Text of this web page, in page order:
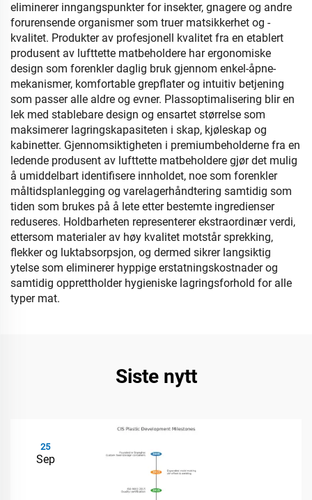
eliminerer inngangspunkter for insekter, gnagere og andre
forurensende organismer som truer matsikkerhet og -
kvalitet. Produkter av profesjonell kvalitet fra en etablert
produsent av lufttette matbeholdere har ergonomiske
design som forenkler daglig bruk gjennom enkel-åpne-
mekanismer, komfortable grepflater og intuitiv betjening
som passer alle aldre og evner. Plassoptimalisering blir en
lek med stablebare design og ensartet størrelse som
maksimerer lagringskapasiteten i skap, kjøleskap og
kabinetter. Gjennomsiktigheten i premiumbeholderne fra en
ledende produsent av lufttette matbeholdere gjør det mulig
å umiddelbart identifisere innholdet, noe som forenkler
måltidsplanlegging og varelagerhåndtering samtidig som
tiden som brukes på å lete etter bestemte ingredienser
reduseres. Holdbarheten representerer ekstraordinær verdi,
ettersom materialer av høy kvalitet motstår sprekking,
flekker og luktabsorpsjon, og dermed sikrer langsiktig
ytelse som eliminerer hyppige erstatningskostnader og
samtidig opprettholder hygieniske lagringsforhold for alle
typer mat.
Siste nytt
25
Sep